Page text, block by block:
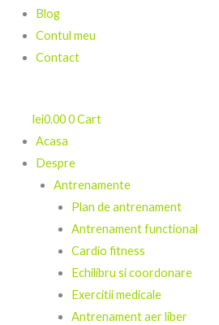
Blog
Contul meu
Contact
lei0.000Cart
Acasa
Despre
Antrenamente
Plan de antrenament
Antrenament functional
Cardio fitness
Echilibru si coordonare
Exercitii medicale
Antrenament aer liber